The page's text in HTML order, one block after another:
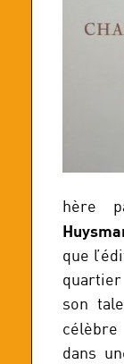
hère
que
son
dans